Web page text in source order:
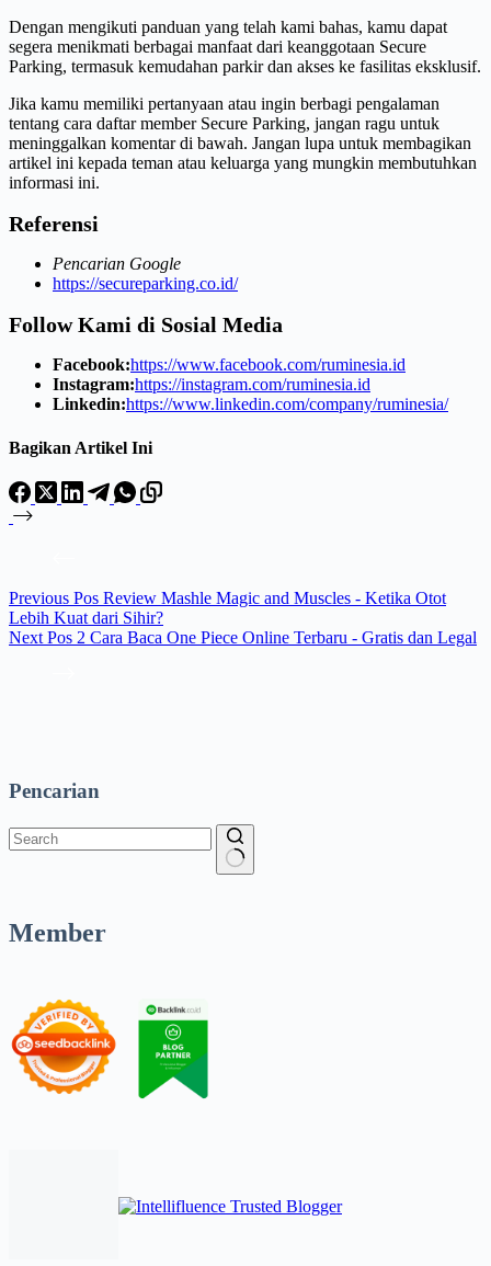
Dengan mengikuti panduan yang telah kami bahas, kamu dapat
segera menikmati berbagai manfaat dari keanggotaan Secure
Parking, termasuk kemudahan parkir dan akses ke fasilitas eksklusif.
Jika kamu memiliki pertanyaan atau ingin berbagi pengalaman
tentang cara daftar member Secure Parking, jangan ragu untuk
meninggalkan komentar di bawah. Jangan lupa untuk membagikan
artikel ini kepada teman atau keluarga yang mungkin membutuhkan
informasi ini.
Referensi
Pencarian Google
https://secureparking.co.id/
Follow Kami di Sosial Media
Facebook:https://www.facebook.com/ruminesia.id
Instagram:https://instagram.com/ruminesia.id
Linkedin:https://www.linkedin.com/company/ruminesia/
Bagikan Artikel Ini
Previous Pos Review Mashle Magic and Muscles - Ketika Otot
Lebih Kuat dari Sihir?
Next Pos 2 Cara Baca One Piece Online Terbaru - Gratis dan Legal
Pencarian
Member